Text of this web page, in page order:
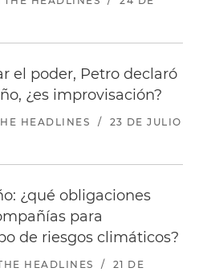
el poder, Petro declaró
¿es improvisación?
HEADLINES /
23 DE JULIO
¿qué obligaciones
para
de riesgos climáticos?
HEADLINES /
21 DE